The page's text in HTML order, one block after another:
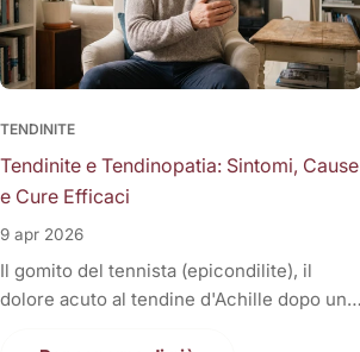
TENDINITE
Tendinite e Tendinopatia: Sintomi, Cause
e Cure Efficaci
9 apr 2026
Il gomito del tennista (epicondilite), il
dolore acuto al tendine d'Achille dopo una